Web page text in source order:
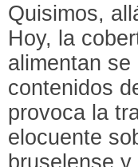
Quisimos,
Hoy, la
alimentan
contenidos
provoca la
elocuente
bruselense